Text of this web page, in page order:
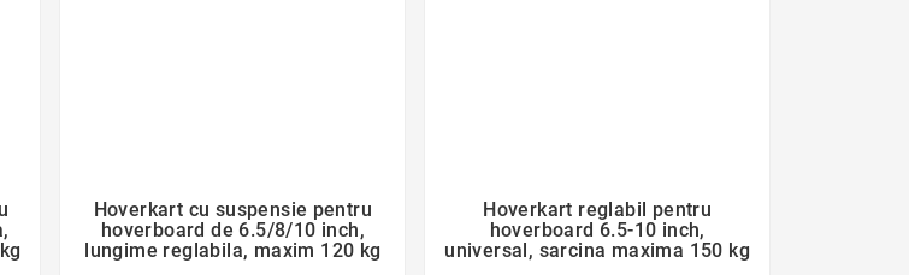

Hoverkart cu suspensie pentru
hoverboard de 6.5/8/10 inch,
lungime reglabila, maxim 120 kg

Hoverkart reglabil pentru
hoverboard 6.5-10 inch,
universal, sarcina maxima 150 kg